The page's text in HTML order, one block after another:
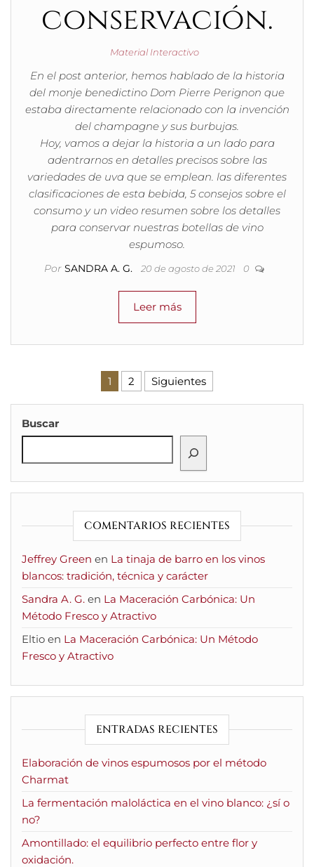
conservación.
Material Interactivo
En el post anterior, hemos hablado de la historia
del monje benedictino Dom Pierre Perignon que
estaba directamente relacionado con la invención
del champagne y sus burbujas.
Hoy, vamos a dejar la historia a un lado para
adentrarnos en detalles precisos sobre las
variedades de uva que se emplean. las diferentes
clasificaciones de esta bebida, 5 consejos sobre el
consumo y un video resumen sobre los detalles
para conservar nuestras botellas de vino
espumoso.
Por SANDRA A. G. 20 de agosto de 2021 0
Leer más
Paginación de entradas
1 2 Siguientes
Buscar
COMENTARIOS RECIENTES
Jeffrey Green en La tinaja de barro en los vinos
blancos: tradición, técnica y carácter
Sandra A. G. en La Maceración Carbónica: Un
Método Fresco y Atractivo
Eltio en La Maceración Carbónica: Un Método
Fresco y Atractivo
ENTRADAS RECIENTES
Elaboración de vinos espumosos por el método
Charmat
La fermentación maloláctica en el vino blanco: ¿sí o
no?
Amontillado: el equilibrio perfecto entre flor y
oxidación.